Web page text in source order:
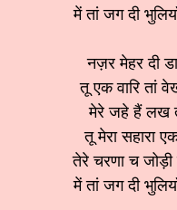
में तां जग दी
नज़र मेहर दी
तू एक वारि तां
मेरे जहे हैं लख
तू मेरा सहारा
तेरे चरणा च जोड़ी
में तां जग दी